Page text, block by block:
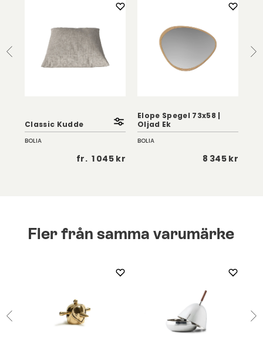
Classic Kudde
BOLIA
fr. 1 045 kr
Elope Spegel 73x58 |
Oljad Ek
BOLIA
8 345 kr
Fler från samma varumärke